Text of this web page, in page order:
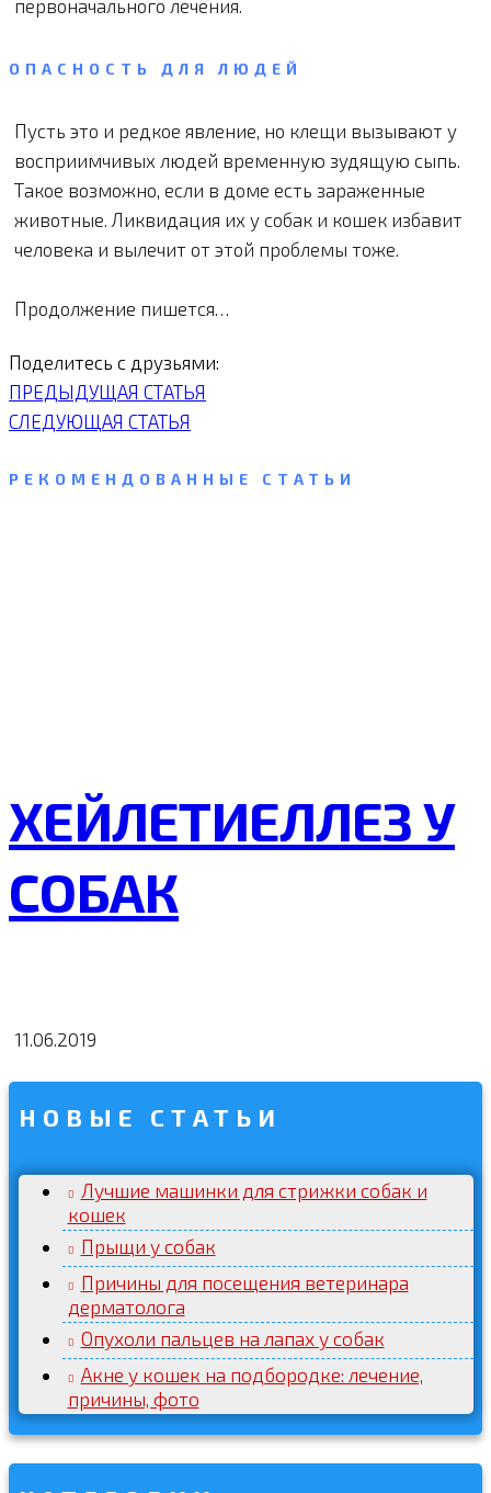
первоначального лечения.
ОПАСНОСТЬ ДЛЯ ЛЮДЕЙ
Пусть это и редкое явление, но клещи вызывают у
восприимчивых людей временную зудящую сыпь.
Такое возможно, если в доме есть зараженные
животные. Ликвидация их у собак и кошек избавит
человека и вылечит от этой проблемы тоже.
Продолжение пишется…
Поделитесь с друзьями:
ПРЕДЫДУЩАЯ СТАТЬЯ
СЛЕДУЮЩАЯ СТАТЬЯ
РЕКОМЕНДОВАННЫЕ СТАТЬИ
ХЕЙЛЕТИЕЛЛЕЗ У
СОБАК
11.06.2019
НОВЫЕ СТАТЬИ
Лучшие машинки для стрижки собак и
кошек
Прыщи у собак
Причины для посещения ветеринара
дерматолога
Опухоли пальцев на лапах у собак
Акне у кошек на подбородке: лечение,
причины, фото